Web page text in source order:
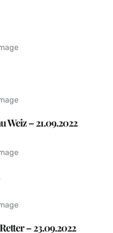
Weiz – 21.09.2022
– 23.09.2022